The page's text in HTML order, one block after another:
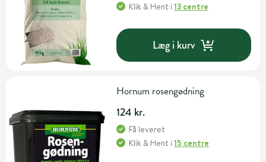
Klik & Hent i13 centre
Læg i kurv
Hornum rosengødning
124 kr.
Få leveret
Klik & Hent i15 centre